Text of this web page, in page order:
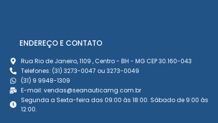
ENDEREÇO E CONTATO
Rua Rio de Janeiro, 1109 , Centro - BH - MG CEP 30.160-043
Telefones: (31) 3273-0047 ou 3273-0049
(31) 9 9948-1309
E-mail: vendas@seanauticamg.com.br
Segunda a Sexta-feira das 09:00 às 18:00. Sábado de 9:00 às
12:00.